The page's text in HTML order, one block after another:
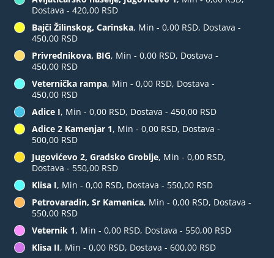
Dostava - 420,00 RSD
Bajči Žilinskog, Carinska, Min - 0,00 RSD, Dostava -
450,00 RSD
Privrednikova, BIG, Min - 0,00 RSD, Dostava -
450,00 RSD
Veternička rampa, Min - 0,00 RSD, Dostava -
450,00 RSD
Adice I, Min - 0,00 RSD, Dostava - 450,00 RSD
Adice 2 Kamenjar 1, Min - 0,00 RSD, Dostava -
500,00 RSD
Jugovićevo 2, Gradsko Groblje, Min - 0,00 RSD,
Dostava - 550,00 RSD
Klisa I, Min - 0,00 RSD, Dostava - 550,00 RSD
Petrovaradin, Sr Kamenica, Min - 0,00 RSD, Dostava -
550,00 RSD
Veternik 1, Min - 0,00 RSD, Dostava - 550,00 RSD
Klisa II, Min - 0,00 RSD, Dostava - 600,00 RSD